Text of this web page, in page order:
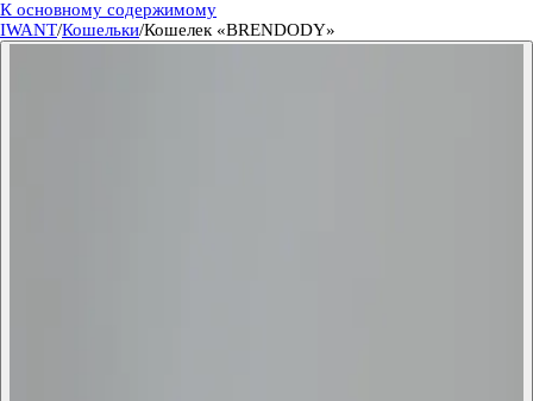
К основному содержимому
IWANT/Кошельки/Кошелек «BRENDODY»